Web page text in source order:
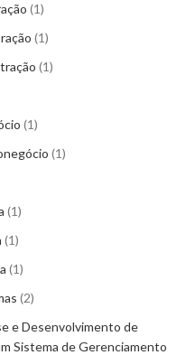
1
1
1
1
1
1
1
1
2
e Desenvolvimento de
Sistema de Gerenciamento